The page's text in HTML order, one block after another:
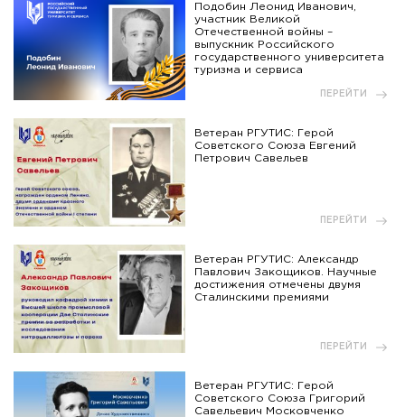
Подобин Леонид Иванович,
участник Великой
Отечественной войны –
выпускник Российского
государственного университета
туризма и сервиса
ПЕРЕЙТИ
Ветеран РГУТИС: Герой
Советского Союза Евгений
Петрович Савельев
ПЕРЕЙТИ
Ветеран РГУТИС: Александр
Павлович Закощиков. Научные
достижения отмечены двумя
Сталинскими премиями
ПЕРЕЙТИ
Ветеран РГУТИС: Герой
Советского Союза Григорий
Савельевич Московченко